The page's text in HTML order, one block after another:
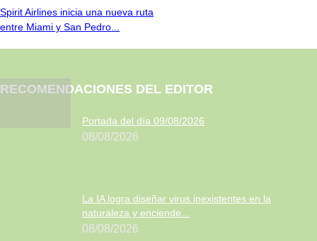
Spirit Airlines inicia una nueva ruta
entre Miami y San Pedro...
RECOMENDACIONES DEL EDITOR
Portada del día 09/08/2026
08/08/2026
La IA logra diseñar virus inexistentes en la
naturaleza y enciende...
08/08/2026